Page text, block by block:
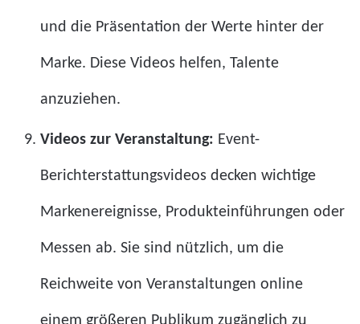
und die Präsentation der Werte hinter der
Marke. Diese Videos helfen, Talente
anzuziehen.
Videos zur Veranstaltung: Event-
Berichterstattungsvideos decken wichtige
Markenereignisse, Produkteinführungen oder
Messen ab. Sie sind nützlich, um die
Reichweite von Veranstaltungen online
einem größeren Publikum zugänglich zu